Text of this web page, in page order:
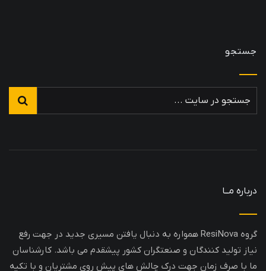
جستجو
درباره مــا
گروه ResiNova همواره به دنبال یافتن مسیری جدید در جهت رفع
نیاز تولید کنندگان و صنعتگران کشور پیشقدم می باشد. کارشناسان
ما با صرف زمان جهت درک چالش های پیش روی مشتریان و با تکیه